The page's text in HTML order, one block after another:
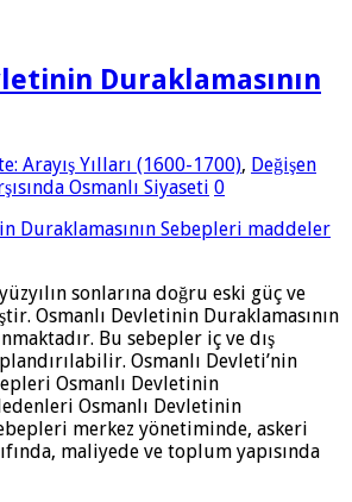
Duraklamasının
Arayış Yılları (1600-1700), Değişen
Osmanlı Siyaseti 0
sonlarına doğru eski güç ve
Osmanlı Devletinin Duraklamasının
Bu sebepler iç ve dış
Osmanlı Devleti’nin
Osmanlı Devletinin
Osmanlı Devletinin
merkez yönetiminde, askeri
maliyede ve toplum yapısında